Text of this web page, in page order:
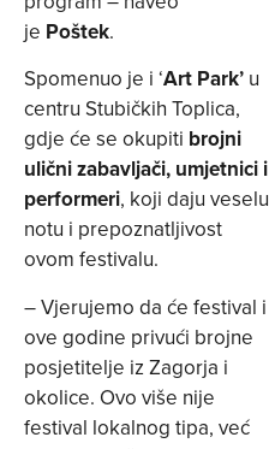
je Poštek.
Spomenuo je i ‘Art Park’ u
centru Stubičkih Toplica,
gdje će se okupiti brojni
ulični zabavljači, umjetnici i
performeri, koji daju veselu
notu i prepoznatljivost
ovom festivalu.
– Vjerujemo da će festival i
ove godine privući brojne
posjetitelje iz Zagorja i
okolice. Ovo više nije
festival lokalnog tipa, već